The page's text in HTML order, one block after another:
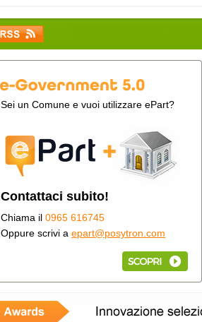
Sei un Comune e vuoi utilizzare ePart?
Contattaci subito!
Chiama il 0965 616745
Oppure scrivi a epart@posytron.com